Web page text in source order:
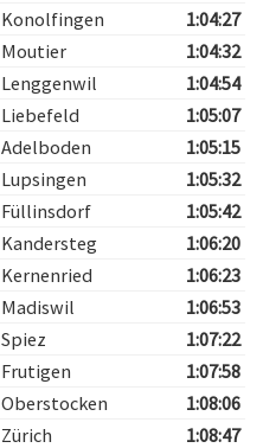
Konolfingen
1:04:27
Moutier
1:04:32
Lenggenwil
1:04:54
Liebefeld
1:05:07
Adelboden
1:05:15
Lupsingen
1:05:32
Füllinsdorf
1:05:42
Kandersteg
1:06:20
Kernenried
1:06:23
Madiswil
1:06:53
Spiez
1:07:22
Frutigen
1:07:58
Oberstocken
1:08:06
Zürich
1:08:47